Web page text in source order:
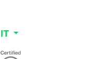
IT